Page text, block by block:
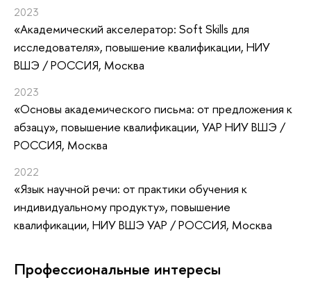
2023
«Академический акселератор: Soft Skills для
исследователя», повышение квалификации, НИУ
ВШЭ / РОССИЯ, Москва
2023
«Основы академического письма: от предложения к
абзацу», повышение квалификации, УАР НИУ ВШЭ /
РОССИЯ, Москва
2022
«Язык научной речи: от практики обучения к
индивидуальному продукту», повышение
квалификации, НИУ ВШЭ УАР / РОССИЯ, Москва
Профессиональные интересы